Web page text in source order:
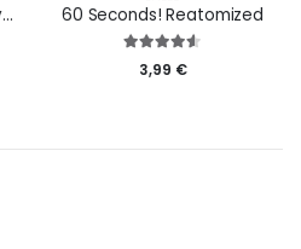
2112TD: Tower Defence Survival 60 Seconds! Reatomized
3,99 €